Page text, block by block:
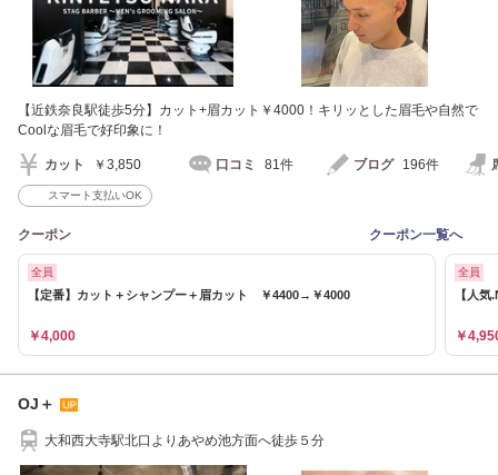
【近鉄奈良駅徒歩5分】カット+眉カット￥4000！キリッとした眉毛や自然で
Coolな眉毛で好印象に！
カット ￥3,850 口コミ 81件 ブログ 196件
スマート支払いOK
クーポン クーポン一覧へ
全員
【定番】カット＋シャンプー＋眉カット ￥4400→￥4000
￥4,000
全員
【人
￥
OJ＋
大和西大寺駅北口よりあやめ池方面へ徒歩５分